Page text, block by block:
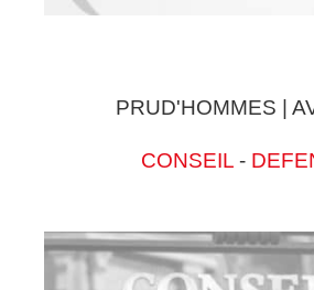
PRUD'HOMMES |
CONSEIL -